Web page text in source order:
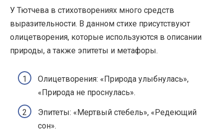
У Тютчева в стихотворениях много средств
выразительности. В данном стихе присутствуют
олицетворения, которые используются в описании
природы, а также эпитеты и метафоры.
Олицетворения: «Природа улыбнулась»,
«Природа не проснулась».
Эпитеты: «Мертвый стебель», «Редеющий
сон».